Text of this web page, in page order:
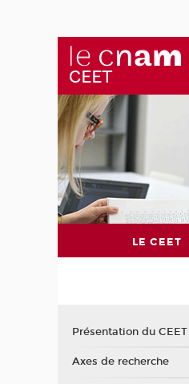
LE CEET
Présentation du CEET
Axes de recherche